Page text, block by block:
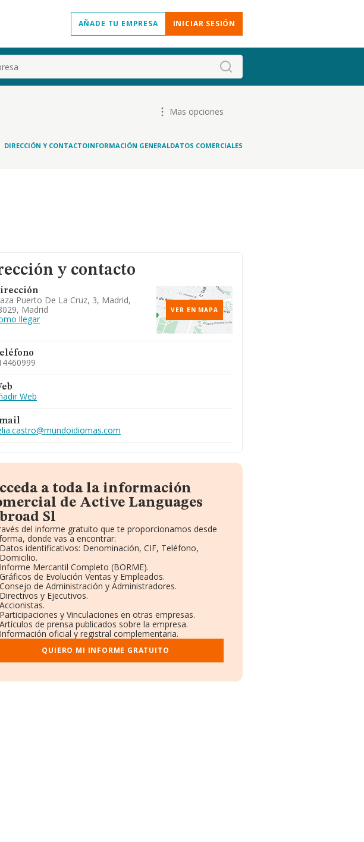
AÑADE TU EMPRESA INICIAR SESIÓN
Mas opciones
DIRECCIÓN Y CONTACTOINFORMACIÓN GENERALDATOS COMERCIALES
y contacto
Puerto De La Cruz, 3, Madrid,
Madrid
llegar
VER EN MAPA
Web
a toda la información
de Active Languages
Sl
del informe gratuito que te proporcionamos desde
donde vas a encontrar:
Datos identificativos: Denominación, CIF, Teléfono,
Domicilio.
Informe Mercantil Completo (BORME).
Gráficos de Evolución Ventas y Empleados.
Consejo de Administración y Administradores.
Directivos y Ejecutivos.
Accionistas.
Participaciones y Vinculaciones en otras empresas.
Artículos de prensa publicados sobre la empresa.
Información oficial y registral complementaria.
QUIERO MI INFORME GRATUITO